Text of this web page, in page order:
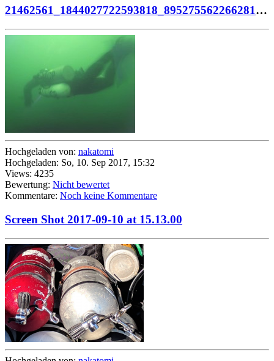
21462561_1844027722593818_8952755622662817197_n
Hochgeladen von: nakatomi
Hochgeladen: So, 10. Sep 2017, 15:32
Views: 4235
Bewertung: Nicht bewertet
Kommentare: Noch keine Kommentare
Screen Shot 2017-09-10 at 15.13.00